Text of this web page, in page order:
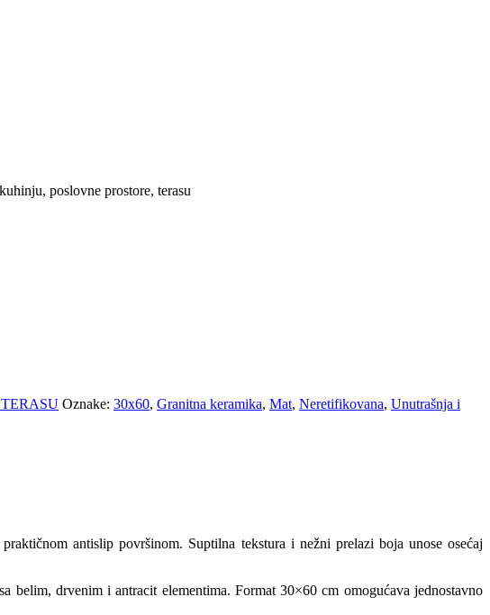
poslovne prostore, terasu
Oznake: 30x60, Granitna keramika, Mat, Neretifikovana, Unutrašnja i
antislip površinom. Suptilna tekstura i nežni prelazi boja unose osećaj
belim, drvenim i antracit elementima. Format 30×60 cm omogućava jednostavno